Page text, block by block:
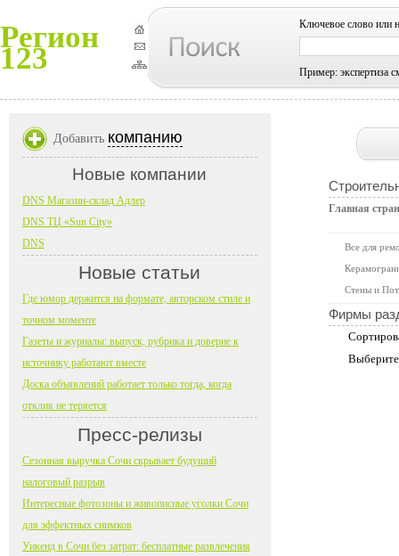
Регион
123
Ключевое слово или
Пример: экспертиза
Главная
Все для
Стены и
Фирмы
Добавить компанию
Новые компании
DNS Магазин-склад Адлер
DNS ТЦ «Sun City»
DNS
Новые статьи
Где юмор держится на формате, авторском стиле и
точном моменте
Газеты и журналы: выпуск, рубрика и доверие к
источнику работают вместе
Доска объявлений работает только тогда, когда
отклик не теряется
Пресс-релизы
Сезонная выручка Сочи скрывает будущий
налоговый разрыв
Интересные фотозоны и живописные уголки Сочи
для эффектных снимков
Уикенд в Сочи без затрат: бесплатные развлечения